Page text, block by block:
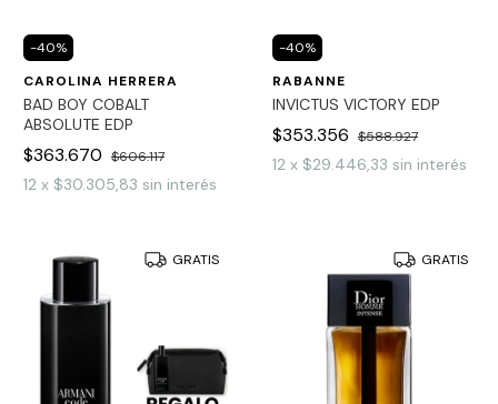
-40%
CAROLINA HERRERA
BAD BOY COBALT
ABSOLUTE EDP
$363.670 $606.117
12 x $30.305,83 sin interés
-40%
RABANNE
INVICTUS VICTORY EDP
$353.356 $588.927
12 x $29.446,33 sin interés
GRATIS GRATIS